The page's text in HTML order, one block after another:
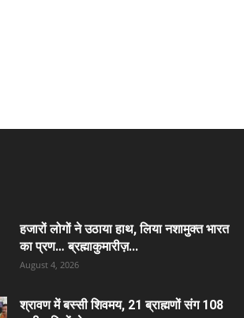
हजारों लोगों ने उठाया हाथ, लिया नशामुक्त भारत
का प्रण… ब्रह्माकुमारीज़...
August 4, 2026
श्रावण में बस्सी शिवमय, 21 ब्राह्मणों संग 108